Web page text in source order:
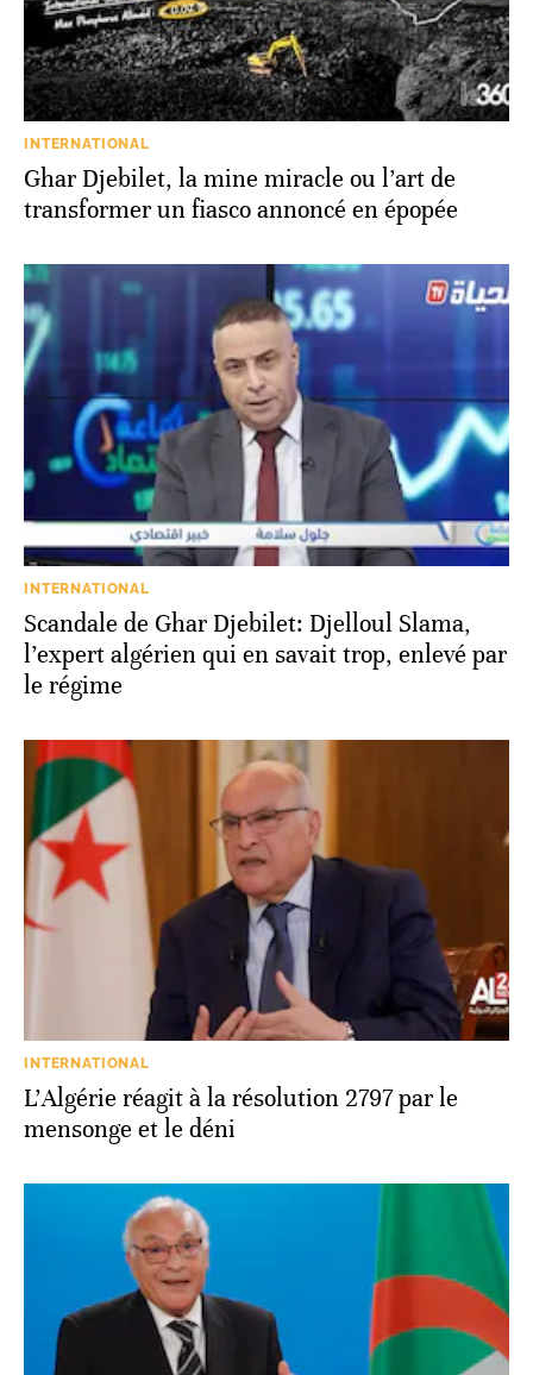
INTERNATIONAL
Ghar Djebilet, la mine miracle ou l’art de
transformer un fiasco annoncé en épopée
INTERNATIONAL
Scandale de Ghar Djebilet: Djelloul Slama,
l’expert algérien qui en savait trop, enlevé par
le régime
INTERNATIONAL
L’Algérie réagit à la résolution 2797 par le
mensonge et le déni